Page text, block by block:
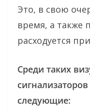
Это, в свою
время, а также
расходуется
Среди таких
следующие: